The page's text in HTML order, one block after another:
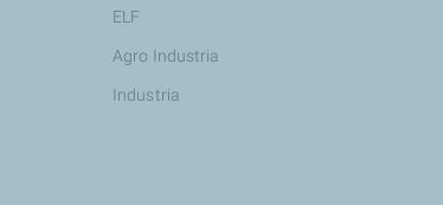
ELF
Agro Industria
Industria